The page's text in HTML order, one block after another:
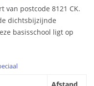
van postcode 8121 CK.
dichtsbijzijnde
basisschool ligt op
Afstand